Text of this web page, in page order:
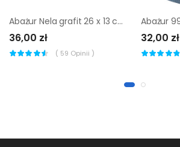
Abażur Nela grafit 26 x 13 cm H15 Art Abażur
36,00 zł
( 59 Opinii )
32,00 zł